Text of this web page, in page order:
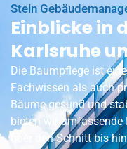
Stein
Einblicke in
Karlsruhe
Die Baumpflege ist
Fachwissen als auch
Bäume gesund und
bieten wir umfassende
über den Schnitt bis